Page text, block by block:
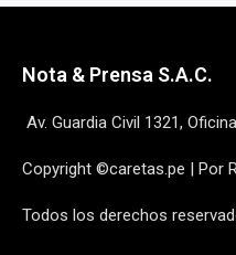
Nota & Prensa S.A.C.
Av. Guardia Civil 1321,
Copyright ©caretas.pe | Por
Todos los derechos